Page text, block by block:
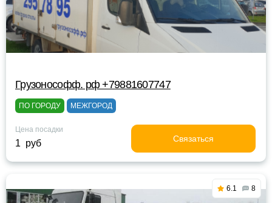
Грузонософф. рф +79881607747
ПО ГОРОДУ МЕЖГОРОД
Цена посадки
1 руб Связаться
6.1 8